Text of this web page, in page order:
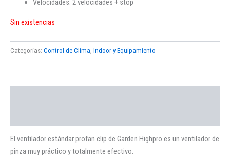
Velocidades: 2 velocidades + stop
Sin existencias
Categorías: Control de Clima, Indoor y Equipamiento
El ventilador estándar profan clip de Garden Highpro es un ventilador de
pinza muy práctico y totalmente efectivo.